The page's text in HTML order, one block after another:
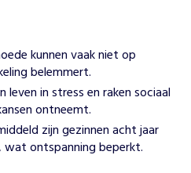
kunnen vaak niet op
belemmert.
leven in stress en raken sociaal
ontneemt.
zijn gezinnen acht jaar
ontspanning beperkt.